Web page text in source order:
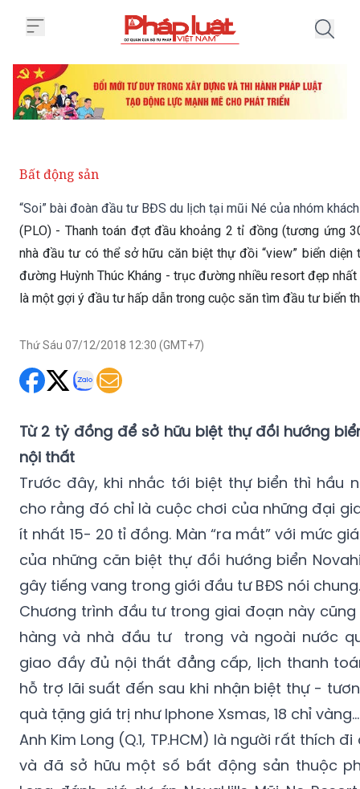
Bất động sản
“Soi” bài đoàn đầu tư BĐS du lịch tại mũi Né của nhóm
(PLO) - Thanh toán đợt đầu khoảng 2 tỉ đồng (tương ứng
nhà đầu tư có thể sở hữu căn biệt thự đồi “view” biển
đường Huỳnh Thúc Kháng - trục đường nhiều resort đẹp
là một gợi ý đầu tư hấp dẫn trong cuộc săn tìm đầu tư biển
Thứ Sáu 07/12/2018 12:30 (GMT+7)
Từ 2 tỷ đồng để sở hữu biệt thự đồi hướng
nội thất
Trước đây, khi nhắc tới biệt thự biển thì hầu
cho rằng đó chỉ là cuộc chơi của những đại
ít nhất 15- 20 tỉ đồng. Màn “ra mắt” với mức
của những căn biệt thự đồi hướng biển
gây tiếng vang trong giới đầu tư BĐS nói chung.
Chương trình đầu tư trong giai đoạn này
hàng và nhà đầu tư trong và ngoài nước
giao đầy đủ nội thất đẳng cấp, lịch thanh
hỗ trợ lãi suất đến sau khi nhận biệt thự -
quà tặng giá trị như Iphone Xsmas, 18 chỉ
Anh Kim Long (Q.1, TP.HCM) là người rất thích
và đã sở hữu một số bất động sản thuộc